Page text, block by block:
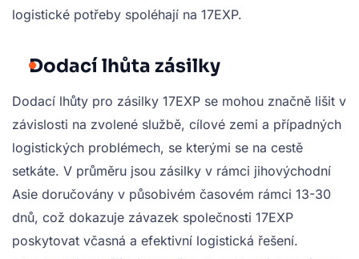
logistické potřeby spoléhají na 17EXP.
Dodací lhůta zásilky
Dodací lhůty pro zásilky 17EXP se mohou značně lišit v
závislosti na zvolené službě, cílové zemi a případných
logistických problémech, se kterými se na cestě
setkáte. V průměru jsou zásilky v rámci jihovýchodní
Asie doručovány v působivém časovém rámci 13-30
dnů, což dokazuje závazek společnosti 17EXP
poskytovat včasná a efektivní logistická řešení.